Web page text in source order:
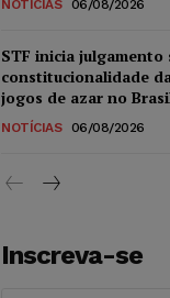
NOTÍCIAS 06/08/2026
STF inicia julgamento
constitucionalidade
jogos de azar no
NOTÍCIAS 06/08/2026
Inscreva-se